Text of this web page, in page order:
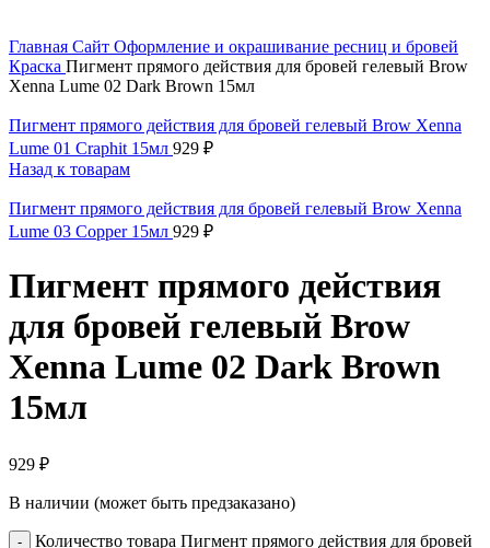
Главная Сайт Оформление и окрашивание ресниц и бровей
Краска Пигмент прямого действия для бровей гелевый Brow
Xenna Lume 02 Dark Brown 15мл
Пигмент прямого действия для бровей гелевый Brow Xenna
Lume 01 Craphit 15мл 929 ₽
Назад к товарам
Пигмент прямого действия для бровей гелевый Brow Xenna
Lume 03 Copper 15мл 929 ₽
Пигмент прямого действия
для бровей гелевый Brow
Xenna Lume 02 Dark Brown
15мл
929 ₽
В наличии (может быть предзаказано)
Количество товара Пигмент прямого действия для бровей